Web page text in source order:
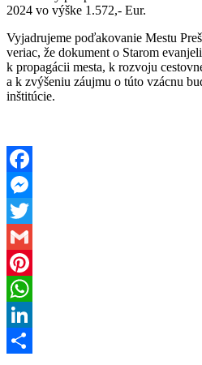
2024 vo výške 1.572,- Eur.
Vyjadrujeme poďakovanie Mestu
veriac, že dokument o Starom
k propagácii mesta, k rozvoju
a k zvýšeniu záujmu o túto vzácnu
inštitúcie.
Facebook
Messenger
Twitter
Gmail
Pinterest
WhatsApp
LinkedIn